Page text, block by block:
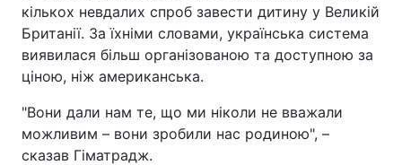
кількох невдалих спроб завести дитину у Великій
Британії. За їхніми словами, українська система
виявилася більш організованою та доступною за
ціною, ніж американська.
"Вони дали нам те, що ми ніколи не вважали
можливим – вони зробили нас родиною", –
сказав Гіматрадж.